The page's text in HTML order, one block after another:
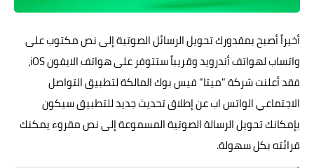
أخيراً أصبح بمقدورك تحويل الرسائل الصوتية إلى نص مكتوب على
واتساب لهواتف أندرويد وقريباً ستتوفر على هواتف الايفون iOS،
فقد أعلنت شركة "ميتا" فيس بوك المالكة لتطبيق التواصل
الاجتماعي الواتس اب عن إطلاق تحديث جديد للتطبيق سيكون
بإمكانك تحويل الرسالة الصوتية المسموعة إلى نص مقروء يمكنك
قرائته بكل سهولة.